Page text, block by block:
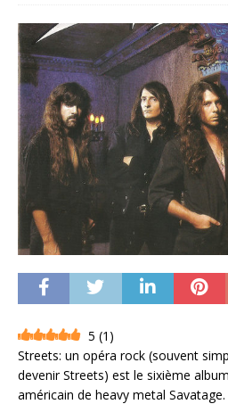
5 (1 )
Streets: un opéra rock (souvent
devenir Streets) est le sixième
américain de heavy metal Savatage.